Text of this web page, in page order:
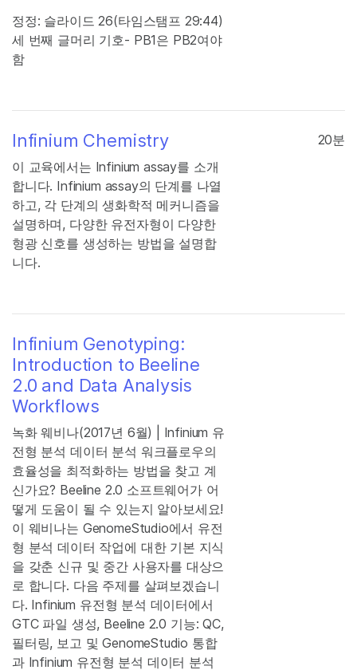
정정: 슬라이드 26(타임스탬프 29:44)
세 번째 글머리 기호- PB1은 PB2여야
함
Infinium Chemistry
이 교육에서는 Infinium assay를 소개
합니다. Infinium assay의 단계를 나열
하고, 각 단계의 생화학적 메커니즘을
설명하며, 다양한 유전자형이 다양한
형광 신호를 생성하는 방법을 설명합
니다.
20분
Infinium Genotyping:
Introduction to Beeline
2.0 and Data Analysis
Workflows
녹화 웨비나(2017년 6월) | Infinium 유
전형 분석 데이터 분석 워크플로우의
효율성을 최적화하는 방법을 찾고 계
신가요? Beeline 2.0 소프트웨어가 어
떻게 도움이 될 수 있는지 알아보세요!
이 웨비나는 GenomeStudio에서 유전
형 분석 데이터 작업에 대한 기본 지식
을 갖춘 신규 및 중간 사용자를 대상으
로 합니다. 다음 주제를 살펴보겠습니
다. Infinium 유전형 분석 데이터에서
GTC 파일 생성, Beeline 2.0 기능: QC,
필터링, 보고 및 GenomeStudio 통합
과 Infinium 유전형 분석 데이터 분석